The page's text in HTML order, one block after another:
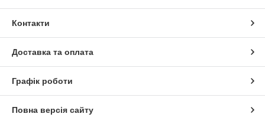
Контакти
Доставка та оплата
Графік роботи
Повна версія сайту